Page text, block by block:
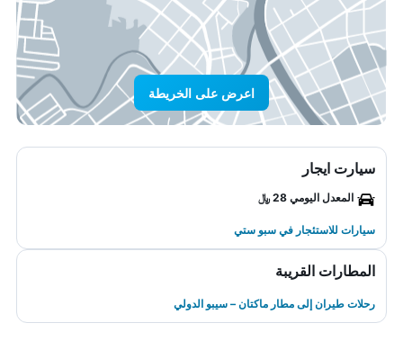
اعرض على الخريطة
سيارت ايجار
المعدل اليومي 28 ﷼
سيارات للاستئجار في سبو ستي
المطارات القريبة
رحلات طيران إلى مطار ماكتان – سيبو الدولي